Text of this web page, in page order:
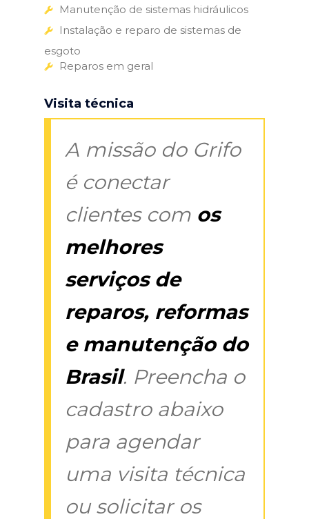
Manutenção de sistemas hidráulicos
Instalação e reparo de sistemas de
esgoto
Reparos em geral
Visita técnica
A missão do Grifo
é conectar
clientes com os
melhores
serviços de
reparos, reformas
e manutenção do
Brasil. Preencha o
cadastro abaixo
para agendar
uma visita técnica
ou solicitar os